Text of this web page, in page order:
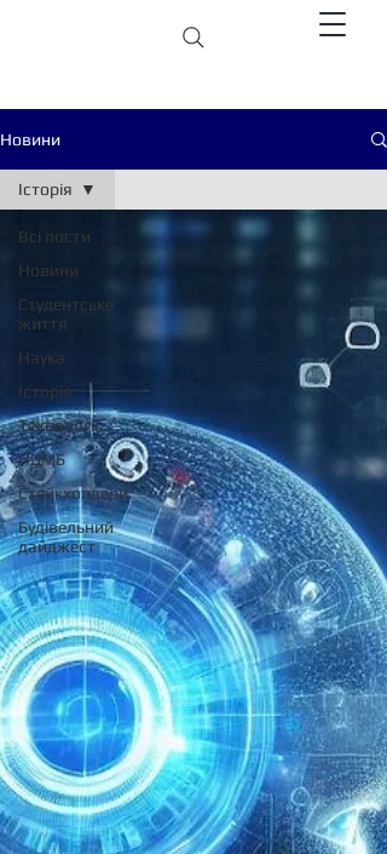
Новини
Всі пости
Новини
Студентське
життя
Наука
Історія
Технології
ПЦМБ
Стейкхолдери
Будівельний
дайджест
Історія